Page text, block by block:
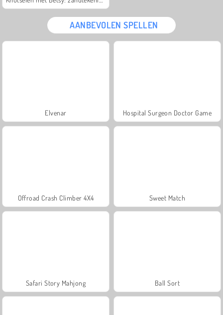
AANBEVOLEN SPELLEN
Elvenar Hospital Surgeon Doctor Game
Offroad Crash Climber 4X4 Sweet Match
Safari Story Mahjong Ball Sort